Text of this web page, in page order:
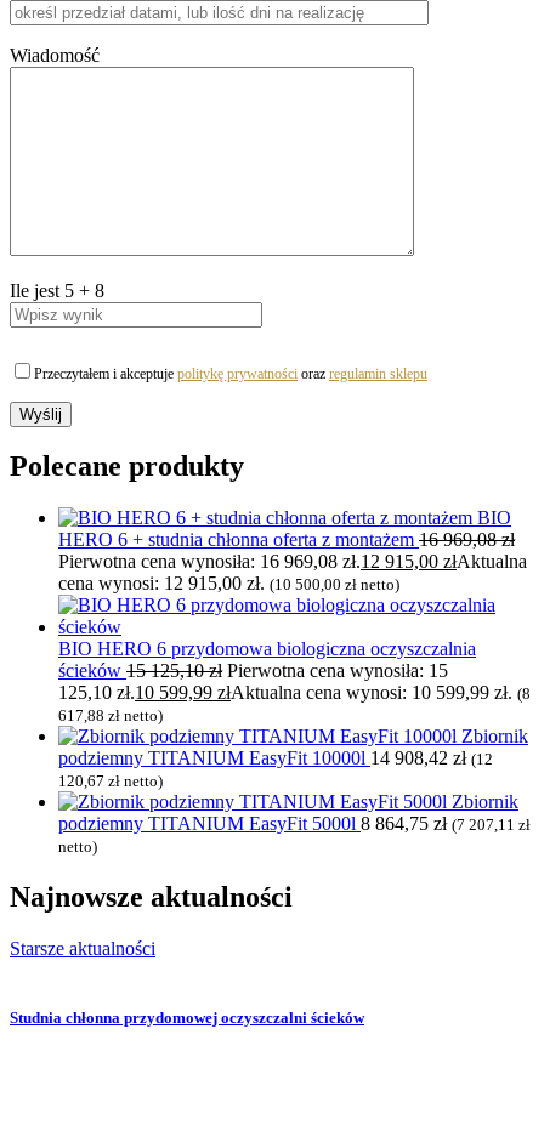
Wiadomość
Ile jest 5 + 8
Przeczytałem i akceptuje politykę prywatności oraz regulamin sklepu
Polecane produkty
BIO
HERO 6 + studnia chłonna oferta z montażem 16 969,08zł
Pierwotna cena wynosiła: 16 969,08 zł.12 915,00 złAktualna
cena wynosi: 12 915,00 zł. (10 500,00 zł netto)
BIO HERO 6 przydomowa biologiczna oczyszczalnia
ścieków 15 125,10zł Pierwotna cena wynosiła: 15
125,10 zł.10 599,99 złAktualna cena wynosi: 10 599,99 zł. (8
617,88 zł netto)
Zbiornik
podziemny TITANIUM EasyFit 10000l 14 908,42 zł (12
120,67 zł netto)
Zbiornik
podziemny TITANIUM EasyFit 5000l 8 864,75 zł (7 207,11 zł
netto)
Najnowsze aktualności
Starsze aktualności
Studnia chłonna przydomowej oczyszczalni ścieków